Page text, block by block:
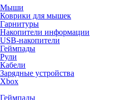
Мыши
Коврики для мышек
Гарнитуры
Накопители информации
USB-накопители
Геймпады
Рули
Кабели
Зарядные устройства
Xbox
Геймпады